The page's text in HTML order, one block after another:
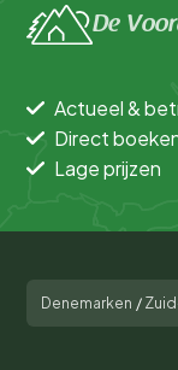
De
Actueel &
Direct
Lage prijzen
Denemarken /